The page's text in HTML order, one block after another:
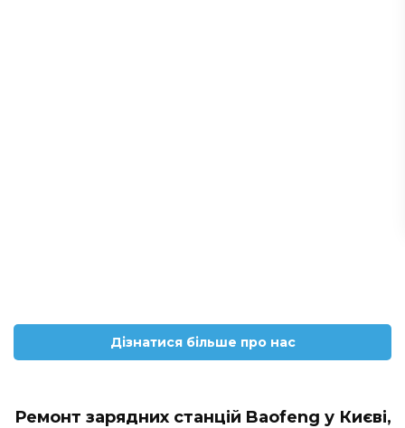
Дізнатися більше про нас
Ремонт зарядних станцій Baofeng у Києві,